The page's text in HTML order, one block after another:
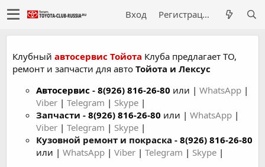
Вход Регистрация
Клубный автосервис Тойота Клуба предлагает ТО,
ремонт и запчасти для авто Тойота и Лексус
Автосервис - 8(926) 816-26-80 или | WhatsApp |
Viber | Telegram | Skype |
Запчасти - 8(926) 816-26-80 или | WhatsApp |
Viber | Telegram | Skype |
Кузовной ремонт и покраска - 8(926) 816-26-80
или | WhatsApp | Viber | Telegram | Skype |